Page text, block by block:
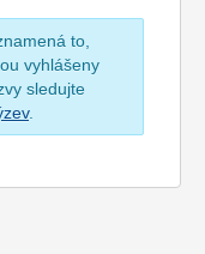
to,
vyhlášeny
sledujte
.